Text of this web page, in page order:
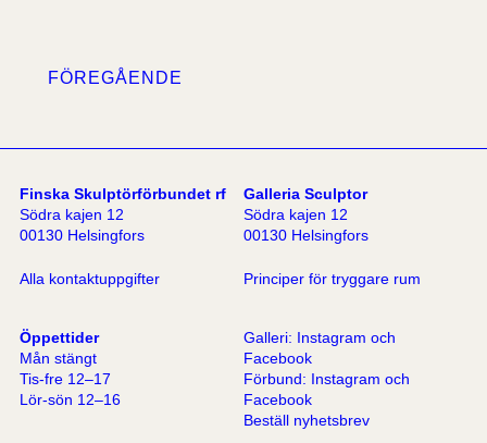
FÖREGÅENDE
Finska Skulptörförbundet rf
Södra kajen 12
00130 Helsingfors
Alla kontaktuppgifter
Galleria Sculptor
Södra kajen 12
00130 Helsingfors
Principer för tryggare rum
Öppettider
Mån stängt
Tis-fre 12–17
Lör-sön 12–16
Galleri: Instagram och
Facebook
Förbund: Instagram och
Facebook
Beställ nyhetsbrev